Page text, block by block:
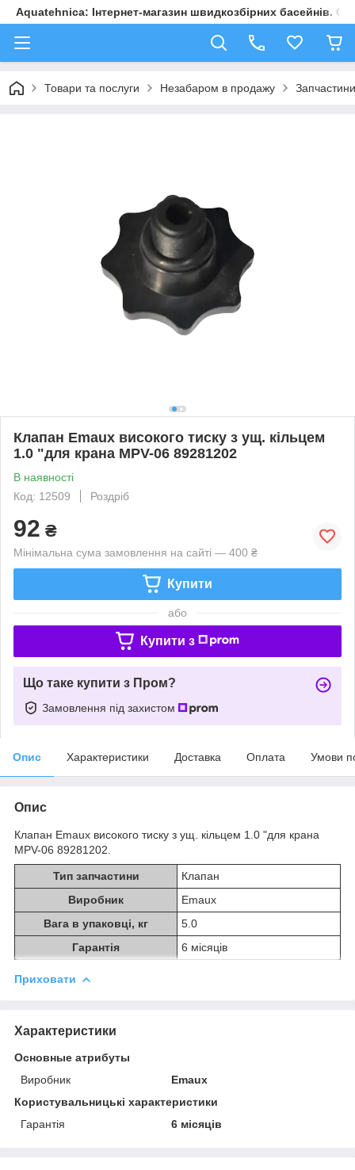
Aquatehnica: Інтернет-магазин швидкозбірних басейнів.
Товари та послуги Незабаром в продажу
Клапан Emaux високого тиску з ущ. кільцем
1.0 "для крана MPV-06 89281202
В наявності
Код: 12509
Роздріб
92 ₴
Мінімальна сума замовлення на сайті — 400 ₴
Купити
або
Купити з
Що таке купити з Пром?
Замовлення під захистом
Опис Характеристики Доставка Оплата Умови
Опис
Клапан Emaux високого тиску з ущ. кільцем 1.0 "для крана
MPV-06 89281202.
Тип запчастини
Клапан
Виробник
Emaux
Вага в упаковці, кг
5.0
Гарантія
6 місяців
Приховати
Характеристики
Основные атрибуты
Виробник
Emaux
Користувальницькі характеристики
Гарантія
6 місяців